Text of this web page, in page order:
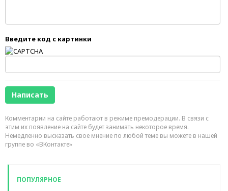
Введите код с картинки
Комментарии на сайте работают в режиме премодерации. В связи с
этим их появление на сайте будет занимать некоторое время.
Немедленно высказать свое мнение по любой теме вы можете в нашей
группе во «ВКонтакте»
ПОПУЛЯРНОЕ